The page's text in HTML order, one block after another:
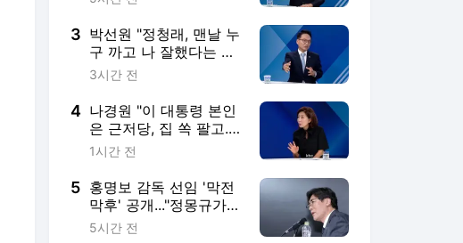
적"[여의도초대석]
3 박선원 "정청래, 맨날 누
구 까고 나 잘했다는 말
만...알았어, 잘했어, 그
[여의도초대석]
3시간 전
4 나경원 "이 대통령 본인
은 근저당, 집 쏙 팔고...
징벌적 증오 세금폭탄,
령'"[KBC 뉴스메이커]
1시간 전
5 홍명보 감독 선임 '막전
막후' 공개..."정몽규가
최종 지시"
5시간 전